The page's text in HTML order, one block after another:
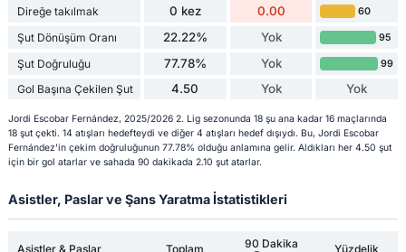
Direğe takılmak 0 kez 0.00 60
Şut Dönüşüm Oranı 22.22% Yok 95
Şut Doğruluğu 77.78% Yok 99
Gol Başına Çekilen Şut 4.50 Yok Yok
Jordi Escobar Fernández, 2025/2026 2. Lig sezonunda 18 şu ana kadar 16 maçlarında
18 şut çekti. 14 atışları hedefteydi ve diğer 4 atışları hedef dışıydı. Bu, Jordi Escobar
Fernández'in çekim doğruluğunun 77.78% olduğu anlamına gelir. Aldıkları her 4.50 şut
için bir gol atarlar ve sahada 90 dakikada 2.10 şut atarlar.
Asistler, Paslar ve Şans Yaratma İstatistikleri
Asistler & Paslar Toplam
90 Dakika
Yüzdelik